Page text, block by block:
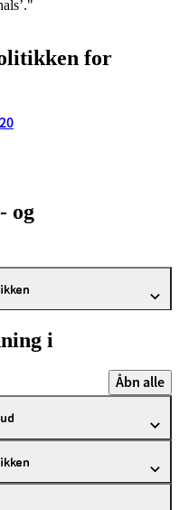
for
og
i
Åbn alle